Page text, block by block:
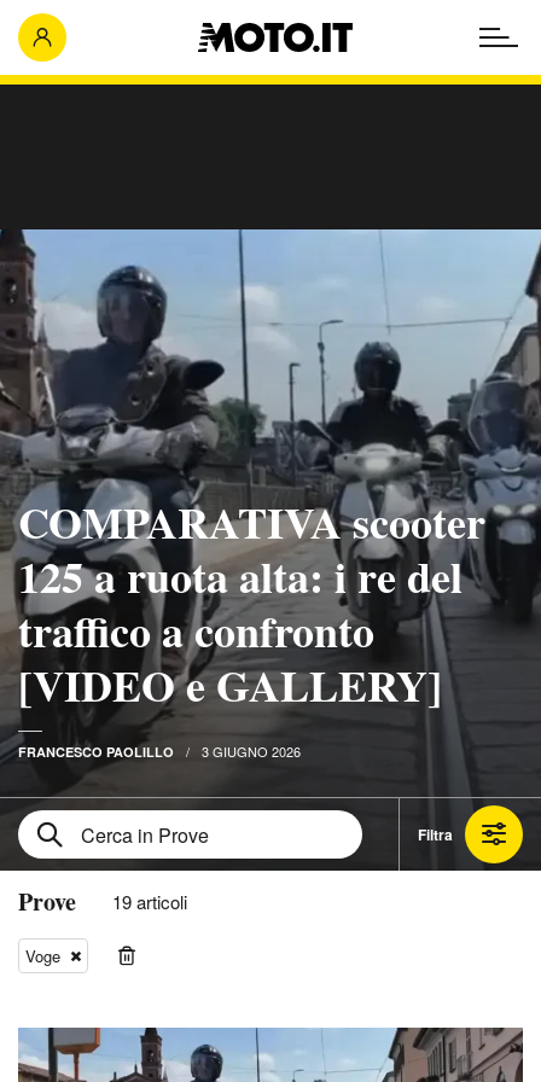
COMPARATIVA scooter
125 a ruota alta: i re del
traffico a confronto
[VIDEO e GALLERY]
FRANCESCO PAOLILLO 3 GIUGNO 2026
Filtra
Prove 19 articoli
Voge